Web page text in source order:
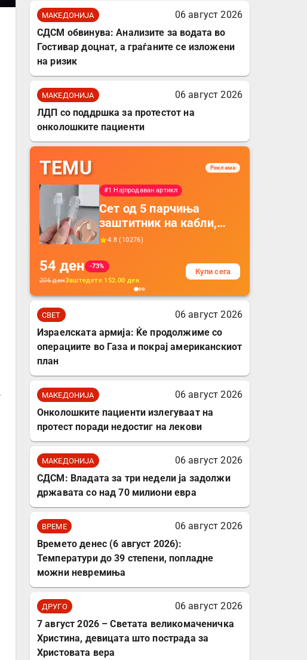
МАКЕДОНИЈА
06 август 2026
СДСМ обвинува: Анализите за водата во
Гостивар доцнат, а граѓаните се изложени
на ризик
МАКЕДОНИЈА
06 август 2026
ЛДП со поддршка за протестот на
онколошките пациенти
TEMU Реклама
#1 Најпродаван артикл
Сет од 5 парчиња
заштитник на кабли,
прекривка за заштита
додатоци за заштита на
кабли, без батерија, за
мобилни телефони,
комплет за заштита на
податочни линии
4.8 (10276)
54 ден
-73%
206денЗаштедете 152.00 ден
Купи сега
СВЕТ
06 август 2026
Израелската армија: Ќе продолжиме со
операциите во Газа и покрај американскиот
план
МАКЕДОНИЈА
06 август 2026
Онколошките пациенти излегуваат на
протест поради недостиг на лекови
МАКЕДОНИЈА
06 август 2026
СДСМ: Владата за три недели ја задолжи
државата со над 70 милиони евра
ВРЕМЕ
06 август 2026
Времето денес (6 август 2026):
Температури до 39 степени, попладне
можни невремиња
ДРУГО
06 август 2026
7 август 2026 – Светата великомаченичка
Христина, девицата што пострада за
Христовата вера